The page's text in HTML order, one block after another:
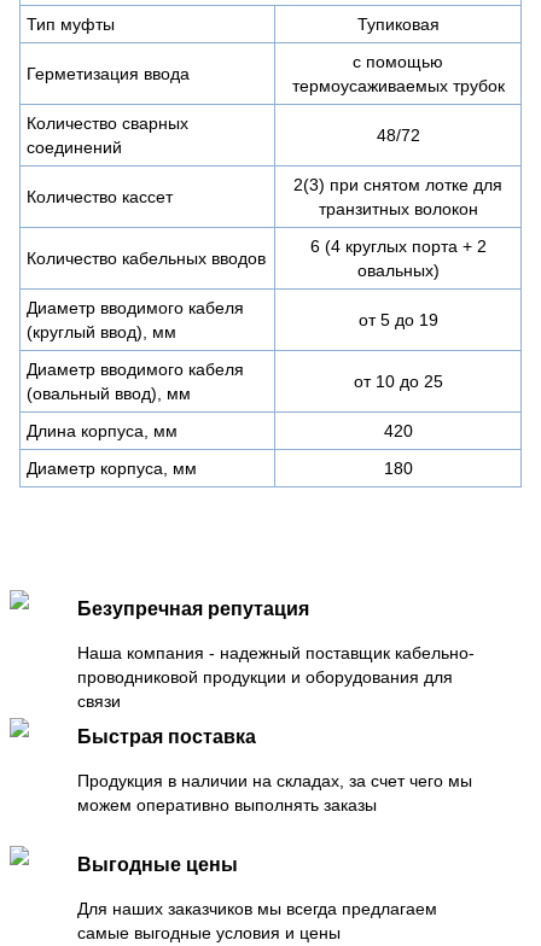
Тип муфты
Тупиковая
Герметизация ввода
с помощью
термоусаживаемых трубок
Количество сварных
соединений
48/72
Количество кассет
2(3) при снятом лотке для
транзитных волокон
Количество кабельных вводов
6 (4 круглых порта + 2
овальных)
Диаметр вводимого кабеля
(круглый ввод), мм
от 5 до 19
Диаметр вводимого кабеля
(овальный ввод), мм
от 10 до 25
Длина корпуса, мм
420
Диаметр корпуса, мм
180
Безупречная репутация
Наша компания - надежный поставщик кабельно-
проводниковой продукции и оборудования для
связи
Быстрая поставка
Продукция в наличии на складах, за счет чего мы
можем оперативно выполнять заказы
Выгодные цены
Для наших заказчиков мы всегда предлагаем
самые выгодные условия и цены